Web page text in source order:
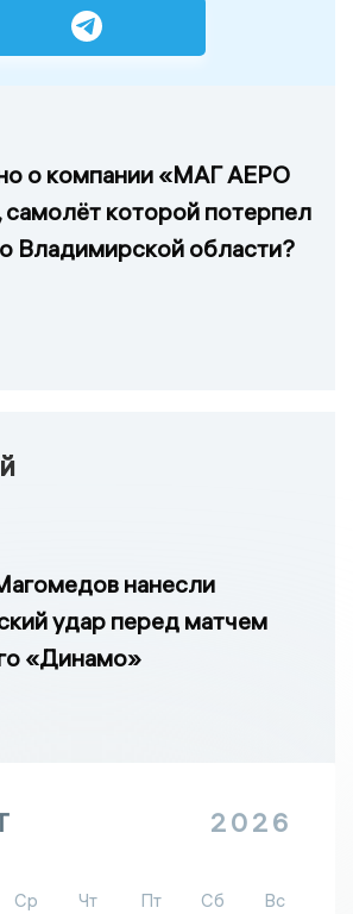
о компании «МАГ АЕРО
которой потерпел
Владимирской области?
нанесли
удар перед матчем
«Динамо»
2026
Ср Чт Пт Сб
Вс